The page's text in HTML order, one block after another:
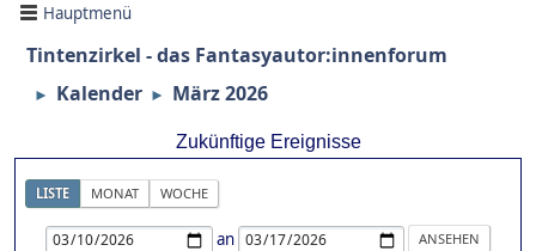
Hauptmenü
Tintenzirkel - das Fantasyautor:innenforum
► Kalender ► März 2026
Zukünftige Ereignisse
LISTE MONAT WOCHE
an